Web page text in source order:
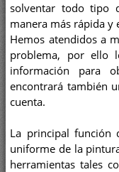
solventar todo tipo
manera más rápida y
Hemos atendidos a
problema, por ello
información para
encontrará también
cuenta.
La principal función
uniforme de la
herramientas tales